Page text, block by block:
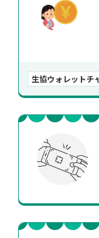
生協ウォレットチ